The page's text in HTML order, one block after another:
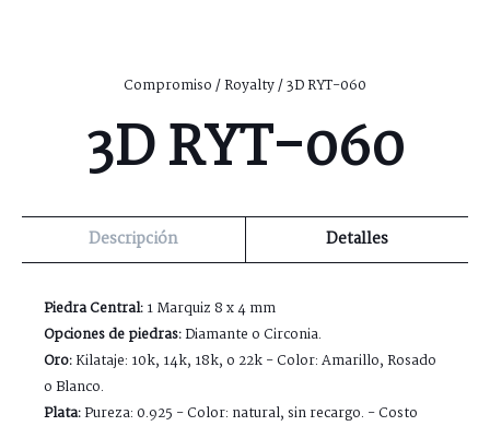
Compromiso/Royalty/ 3D RYT-060
3D RYT-060
Descripción Detalles
Piedra Central:1 Marquiz 8 x 4 mm
Opciones de piedras:Diamante o Circonia.
Oro:Kilataje: 10k, 14k, 18k, o 22k - Color: Amarillo, Rosado
o Blanco.
Plata:Pureza: 0.925 - Color: natural, sin recargo. - Costo